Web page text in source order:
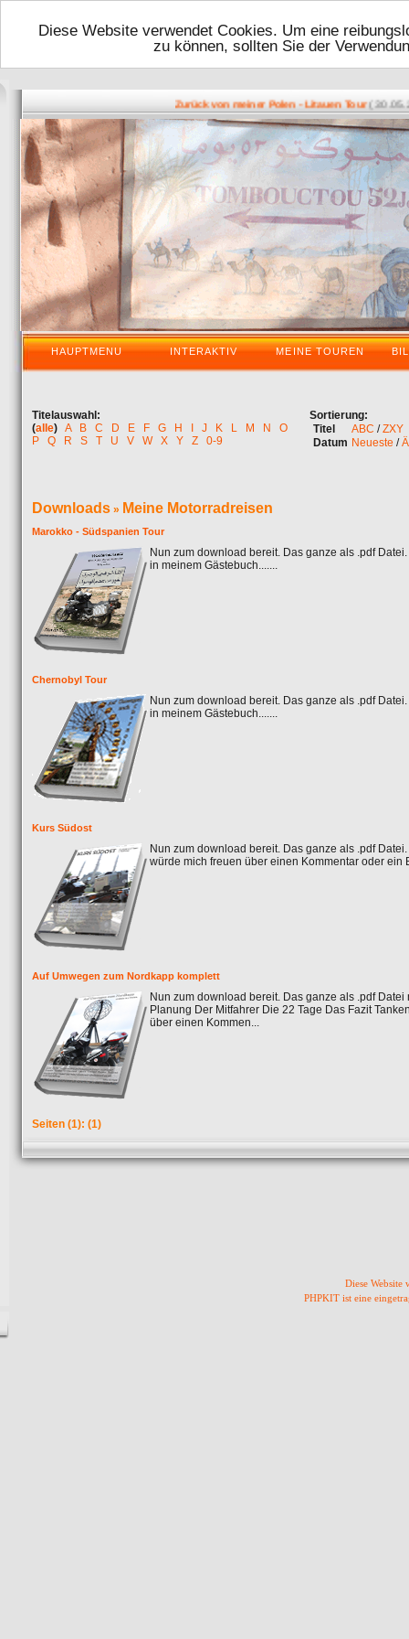
Diese Website verwendet Cookies. Um eine
zu können, sollten Sie der
Zurück von meiner Polen - Litauen Tour(
HAUPTMENU INTERAKTIV MEINE TOUREN
Titelauswahl:
(alle) A B C D E F G H J K L M N
O
P
Q R S T U V W X Y Z 0-9
Sortierung:
Titel
ABC /ZXY
Datum Neueste /
Downloads » Meine Motorradreisen
Marokko - Südspanien Tour
Nun zum download bereit. Das ganze als .pdf
in meinem Gästebuch.......
Chernobyl Tour
Nun zum download bereit. Das ganze als .pdf
in meinem Gästebuch.......
Kurs Südost
Nun zum download bereit. Das ganze als .pdf
würde mich freuen über einen Kommentar oder ein
Auf Umwegen zum Nordkapp komplett
Nun zum download bereit. Das ganze als .pdf
Planung Der Mitfahrer Die 22 Tage Das Fazit
über einen Kommen...
Seiten (1): (1)
Diese Website
PHPKIT ist eine